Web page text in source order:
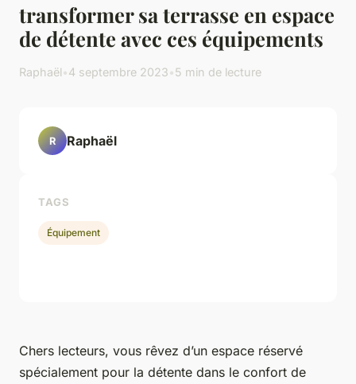
transformer sa terrasse en espace
de détente avec ces équipements
Raphaël•4 septembre 2023•5 min de lecture
Chers lecteurs, vous rêvez d’un espace réservé
spécialement pour la détente dans le confort de
R Raphaël
TAGS
Équipement